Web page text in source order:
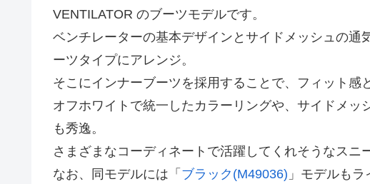
VENTILATOR のブーツモデルです。
ベンチレーターの基本デザインとサイドメッシュの通
ーツタイプにアレンジ。
そこにインナーブーツを採用することで、フィット感
オフホワイトで統一したカラーリングや、サイドメッ
も秀逸。
さまざまなコーディネートで活躍してくれそうなスニ
なお、同モデルには「 ブラック(M49036) 」モデルもラ